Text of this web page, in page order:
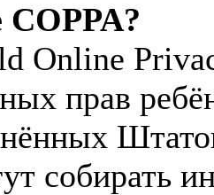
COPPA?
Online
прав
собирать